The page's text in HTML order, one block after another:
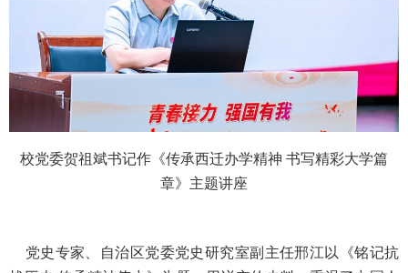
校党委贺祖斌书记作《传承西迁办学精神 书写精彩大学篇
章》主题讲座
党史专家、自治区党委党史研究室副主任邢江以《铭记抗